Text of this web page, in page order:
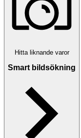
Hitta liknande varor
Smart bildsökning